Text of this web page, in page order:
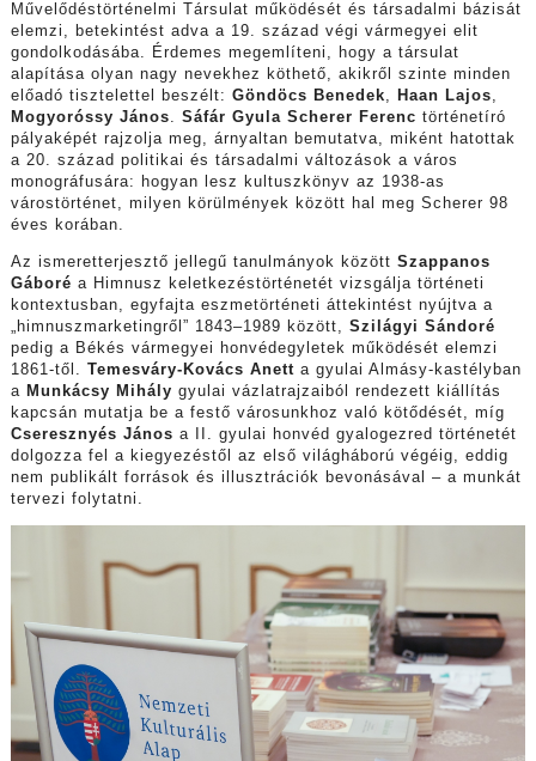
Művelődéstörténelmi Társulat működését és társadalmi bázisát
elemzi, betekintést adva a 19. század végi vármegyei elit
gondolkodásába. Érdemes megemlíteni, hogy a társulat
alapítása olyan nagy nevekhez köthető, akikről szinte minden
előadó tisztelettel beszélt: Göndöcs Benedek, Haan Lajos,
Mogyoróssy János. Sáfár Gyula Scherer Ferenc történetíró
pályaképét rajzolja meg, árnyaltan bemutatva, miként hatottak
a 20. század politikai és társadalmi változások a város
monográfusára: hogyan lesz kultuszkönyv az 1938-as
várostörténet, milyen körülmények között hal meg Scherer 98
éves korában.
Az ismeretterjesztő jellegű tanulmányok között Szappanos
Gáboré a Himnusz keletkezéstörténetét vizsgálja történeti
kontextusban, egyfajta eszmetörténeti áttekintést nyújtva a
„himnuszmarketingről” 1843–1989 között, Szilágyi Sándoré
pedig a Békés vármegyei honvédegyletek működését elemzi
1861-től. Temesváry-Kovács Anetta gyulai Almásy-kastélyban
a Munkácsy Mihály gyulai vázlatrajzaiból rendezett kiállítás
kapcsán mutatja be a festő városunkhoz való kötődését, míg
Cseresznyés János a II. gyulai honvéd gyalogezred történetét
dolgozza fel a kiegyezéstől az első világháború végéig, eddig
nem publikált források és illusztrációk bevonásával – a munkát
tervezi folytatni.